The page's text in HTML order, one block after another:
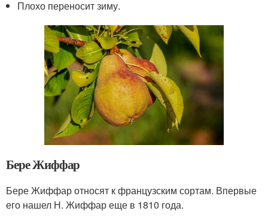
Плохо переносит зиму.
Бере Жиффар
Бере Жиффар относят к французским сортам. Впервые
его нашел Н. Жиффар еще в 1810 года.